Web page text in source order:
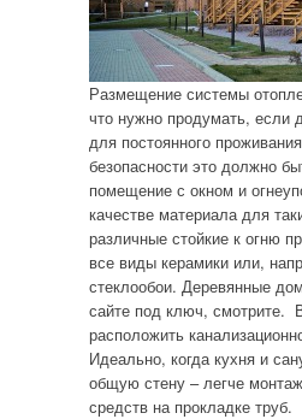
Размещение системы
что нужно продумать, если
для постоянного
безопасности это должно
помещение с окном и
качестве материала для
различные стойкие к огню
все виды керамики или,
стеклообои. Деревянные
сайте под ключ, смотрите.
расположить
Идеально, когда кухня и
общую стену – легче
средств на прокладке труб.